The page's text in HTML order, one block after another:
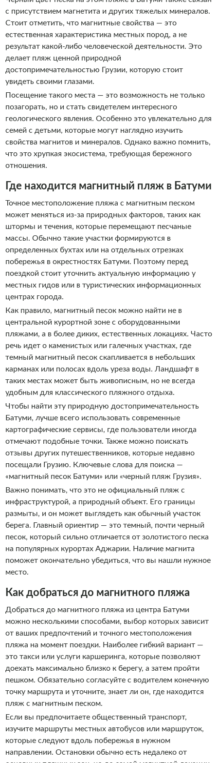
с присутствием магнетита и других тяжелых минералов.
Стоит отметить, что магнитные свойства — это
естественная характеристика местных пород, а не
результат какой-либо человеческой деятельности. Это
делает пляж ценной природной
достопримечательностью Грузии, которую стоит
увидеть своими глазами.
Посещение такого места — это возможность не только
позагорать, но и стать свидетелем интересного
геологического явления. Особенно это увлекательно для
семей с детьми, которые могут наглядно изучить
свойства магнитов и минералов. Однако важно помнить,
что это хрупкая экосистема, требующая бережного
отношения.
Где находится магнитный пляж в Батуми
Точное местоположение пляжа с магнитным песком
может меняться из-за природных факторов, таких как
штормы и течения, которые перемещают песчаные
массы. Обычно такие участки формируются в
определенных бухтах или на отдельных отрезках
побережья в окрестностях Батуми. Поэтому перед
поездкой стоит уточнить актуальную информацию у
местных гидов или в туристических информационных
центрах города.
Как правило, магнитный песок можно найти не в
центральной курортной зоне с оборудованными
пляжами, а в более диких, естественных локациях. Часто
речь идет о каменистых или галечных участках, где
темный магнитный песок скапливается в небольших
карманах или полосах вдоль уреза воды. Ландшафт в
таких местах может быть живописным, но не всегда
удобным для классического пляжного отдыха.
Чтобы найти эту природную достопримечательность
Батуми, лучше всего использовать современные
картографические сервисы, где пользователи иногда
отмечают подобные точки. Также можно поискать
отзывы других путешественников, которые недавно
посещали Грузию. Ключевые слова для поиска —
«магнитный песок Батуми» или «черный пляж Грузия».
Важно понимать, что это не официальный пляж с
инфраструктурой, а природный объект. Его границы
размыты, и он может выглядеть как обычный участок
берега. Главный ориентир — это темный, почти черный
песок, который сильно отличается от золотистого песка
на популярных курортах Аджарии. Наличие магнита
поможет окончательно убедиться, что вы нашли нужное
место.
Как добраться до магнитного пляжа
Добраться до магнитного пляжа из центра Батуми
можно несколькими способами, выбор которых зависит
от ваших предпочтений и точного местоположения
пляжа на момент поездки. Наиболее гибкий вариант —
это такси или услуги каршеринга, которые позволяют
доехать максимально близко к берегу, а затем пройти
пешком. Обязательно согласуйте с водителем конечную
точку маршрута и уточните, знает ли он, где находится
пляж с магнитным песком.
Если вы предпочитаете общественный транспорт,
изучите маршруты местных автобусов или маршруток,
которые следуют вдоль побережья в нужном
направлении. Остановки обычно есть недалеко от